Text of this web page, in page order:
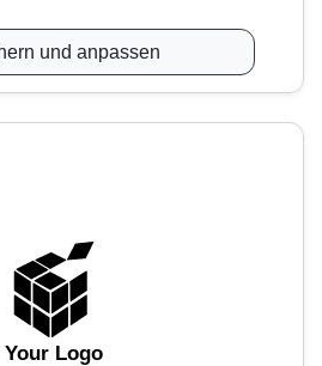
und anpassen
Your Logo